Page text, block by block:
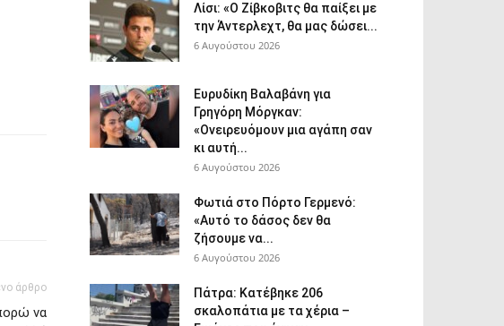
άρθρο
να
Λίσι: «Ο Ζίβκοβιτς θα παίξει με
την Άντερλεχτ, θα μας δώσει...
6 Αυγούστου 2026
Ευρυδίκη Βαλαβάνη για
Γρηγόρη Μόργκαν:
«Ονειρευόμουν μια αγάπη σαν
κι αυτή...
6 Αυγούστου 2026
Φωτιά στο Πόρτο Γερμενό:
«Αυτό το δάσος δεν θα
ζήσουμε να...
6 Αυγούστου 2026
Πάτρα: Κατέβηκε 206
σκαλοπάτια με τα χέρια –